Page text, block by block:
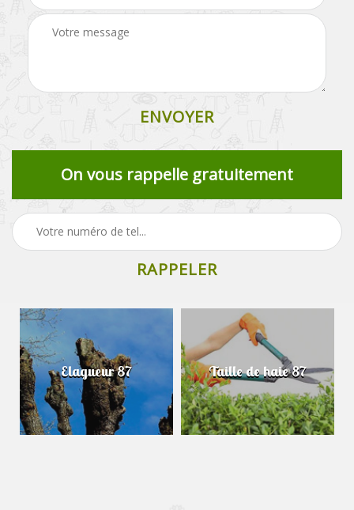
On vous rappelle gratuitement
Elagueur 87 Taille de haie 87